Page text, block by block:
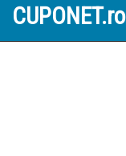
CUPONET.ro